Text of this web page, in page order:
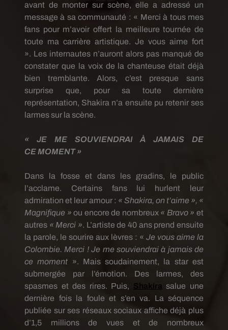
avant de monter sur scène, elle a adressé un
message à sa communauté : « Merci à tous mes
fans pour m’avoir offert la meilleure tournée de
toute ma carrière artistique. Je vous aime fort
». Les internautes n’auront alors pas manqué de
constater que la voix de la chanteuse était déjà
bien tremblante.
Alors, c’est presque sans
surprise que, pour sa toute dernière
représentation, Shakira n’a ensuite pu retenir ses
larmes sur la scène.
« JE ME SOUVIENDRAI À JAMAIS DE
CEMOMENT»
Dans la fosse et dans les gradins, le public
l’acclame.
Certains fans lui hurlent leur
admiration et leur amour : « Shakira, on t’aime », «
Magnifique » ou encore de nombreux « Bravo » et
autres « Merci ». L’artiste de 40 ans prend ensuite
la parole, le sourire aux lèvres : « Je vous aime la
Colombie. Merci !Je me souviendrai à jamais de
ce moment ». Mais soudainement, la star est
submergée par l’émotion.
Des larmes, des
spasmes et des rires. Puis, Shakira salue une
dernière fois la foule et s’en va.
La séquence
publiée sur ses réseaux sociaux affiche déjà plus
d’1,5 millions de vues et de nombreux